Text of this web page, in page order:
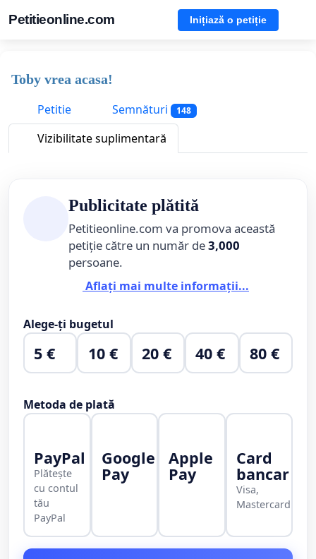
Petitieonline.com Inițiază o petiție
Toby vrea acasa!
Petitie
Semnături 148
Vizibilitate suplimentară
Publicitate plătită
Petitieonline.com va promova această
petiție către un număr de3,000
persoane.
Aflați mai multe informații...
Alege-ți bugetul
5 € 10 € 20 € 40 € 80 €
Metoda de plată
PayPal
Plătește
cu contul
tău
PayPal
Google
Pay
Apple
Pay
Card
bancar
Visa,
Mastercard